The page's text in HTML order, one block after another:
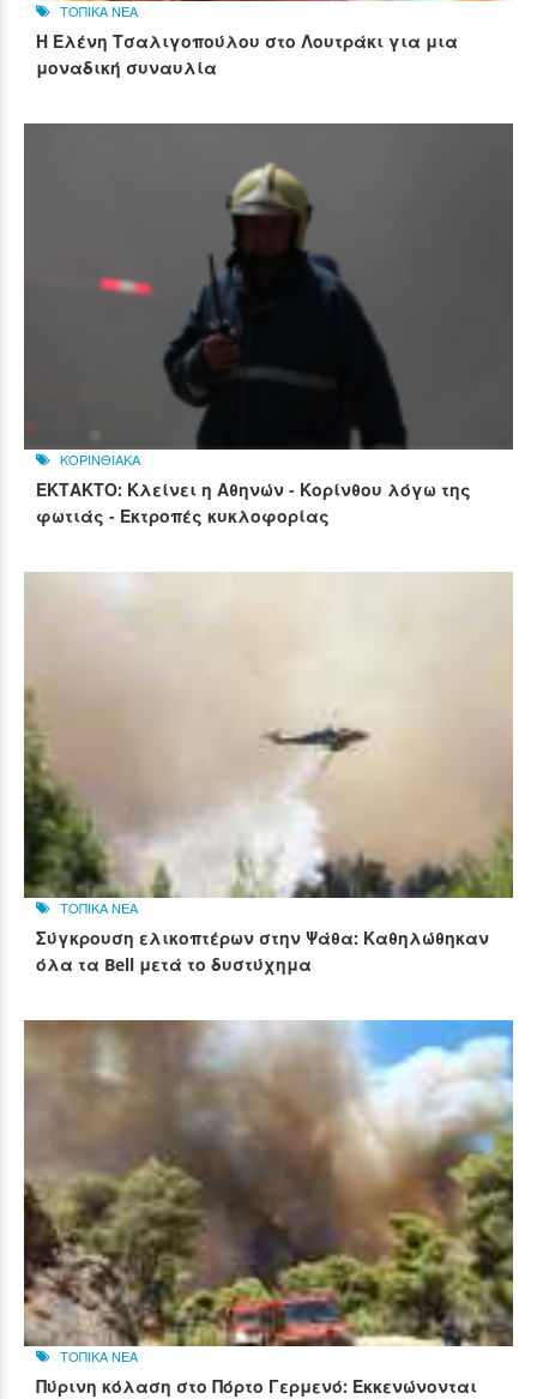
ΤΟΠΙΚΑ ΝΕΑ
Η Ελένη Τσαλιγοπούλου στο Λουτράκι για μια
μοναδική συναυλία
ΚΟΡΙΝΘΙΑΚΑ
ΕΚΤΑΚΤΟ: Κλείνει η Αθηνών - Κορίνθου λόγω της
φωτιάς - Εκτροπές κυκλοφορίας
ΤΟΠΙΚΑ ΝΕΑ
Σύγκρουση ελικοπτέρων στην Ψάθα: Καθηλώθηκαν
όλα τα Bell μετά το δυστύχημα
ΤΟΠΙΚΑ ΝΕΑ
Πύρινη κόλαση στο Πόρτο Γερμενό: Εκκενώνονται